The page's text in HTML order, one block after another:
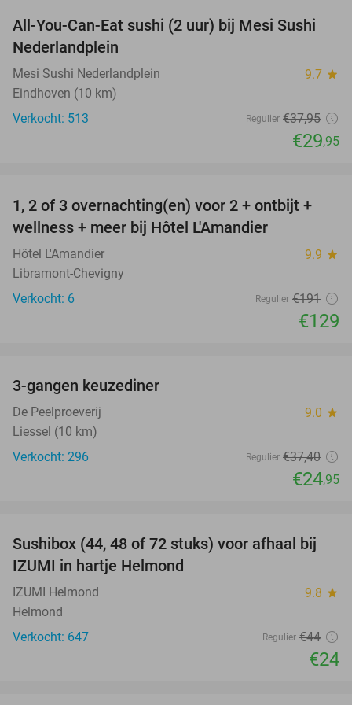
21%
All-You-Can-Eat sushi (2 uur) bij Mesi Sushi
Nederlandplein
Mesi Sushi Nederlandplein 9.7 star
Eindhoven (10 km)
Verkocht: 513
Regulier €37,95
€29,95
32%
TODAY
1, 2 of 3 overnachting(en) voor 2 + ontbijt +
wellness + meer bij Hôtel L'Amandier
Hôtel L'Amandier 9.9 star
Libramont-Chevigny
Verkocht: 6
Regulier €191
€129
3-gangen keuzediner
De Peelproeverij 9.0 star
Liessel (10 km)
Verkocht: 296
Regulier €37,40
€24,95
45%
Sushibox (44, 48 of 72 stuks) voor afhaal bij
IZUMI in hartje Helmond
IZUMI Helmond 9.8 star
Helmond
Verkocht: 647
Regulier €44
€24